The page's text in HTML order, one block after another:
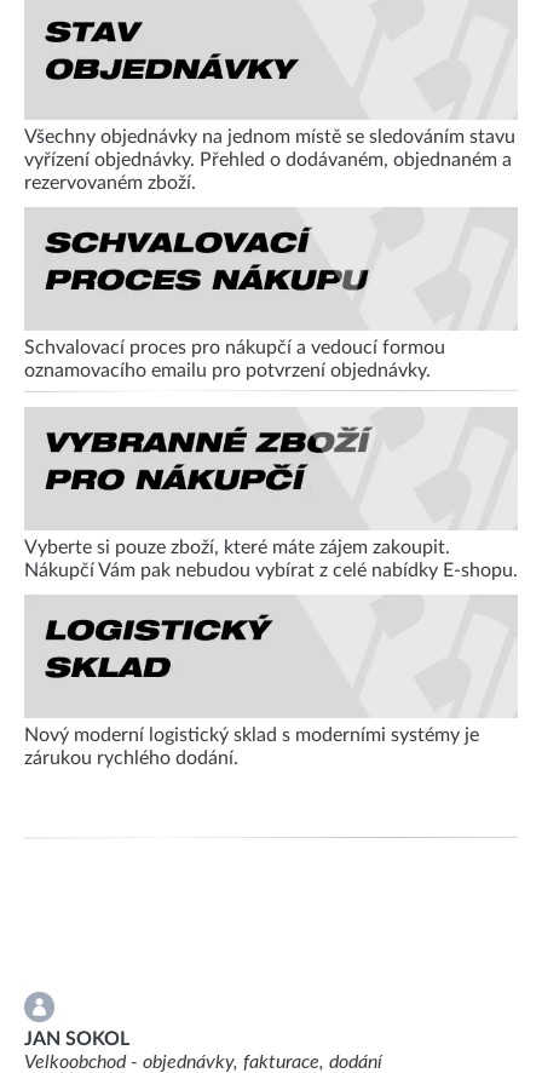
Všechny objednávky na jednom místě se sledováním stavu
vyřízení objednávky. Přehled o dodávaném, objednaném a
rezervovaném zboží.
Schvalovací proces pro nákupčí a vedoucí formou
oznamovacího emailu pro potvrzení objednávky.
Vyberte si pouze zboží, které máte zájem zakoupit.
Nákupčí Vám pak nebudou vybírat z celé nabídky E-shopu.
Nový moderní logistický sklad s moderními systémy je
zárukou rychlého dodání.
JAN SOKOL
Velkoobchod - objednávky, fakturace, dodání